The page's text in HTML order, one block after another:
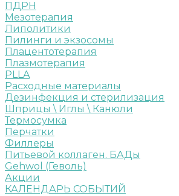
ПДРН
Мезотерапия
Липолитики
Пилинги и экзосомы
Плацентотерапия
Плазмотерапия
PLLA
Расходные материалы
Дезинфекция и стерилизация
Шприцы \ Иглы \ Канюли
Термосумка
Перчатки
Филлеры
Питьевой коллаген. БАДы
Gehwol (Геволь)
Акции
КАЛЕНДАРЬ СОБЫТИЙ